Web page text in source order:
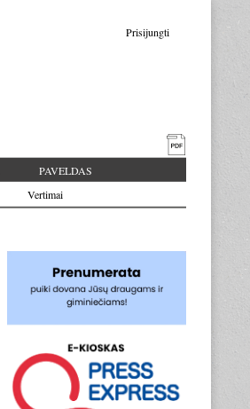
Prisijungti
PAVELDAS
Vertimai